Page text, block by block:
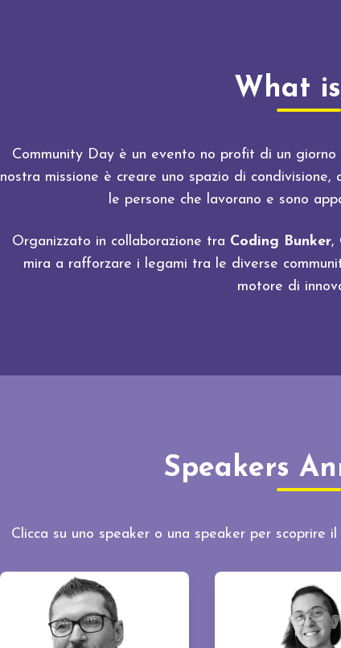
What
Community Day è un evento no profit di un
nostra missione è creare uno spazio di
le persone che lavorano e sono
Organizzato in collaborazione tra Coding Bunker,
mira a rafforzare i legami tra le diverse
motore di
Speakers
Clicca su uno speaker o una speaker per scoprire il